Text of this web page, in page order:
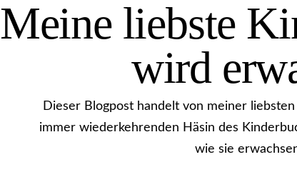
Meine liebste
wird
Dieser Blogpost handelt von meiner
immer wiederkehrenden Häsin des
wie sie